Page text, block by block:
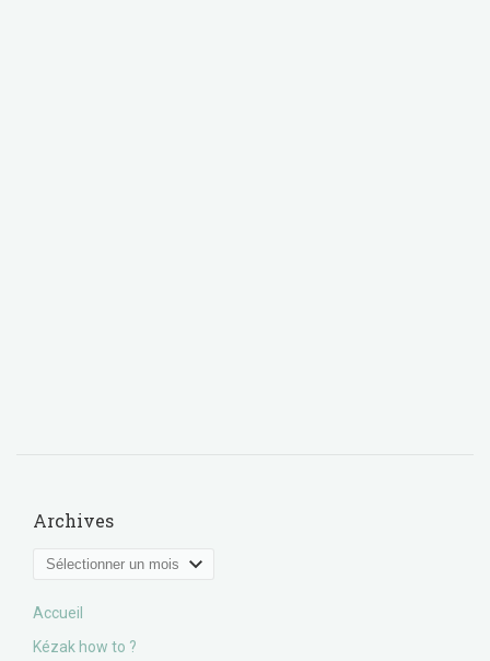
Archives
Archives
Accueil
Kézak how to ?